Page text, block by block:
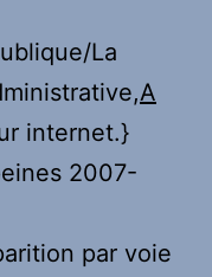
La
A
internet.}
2007-
par voie